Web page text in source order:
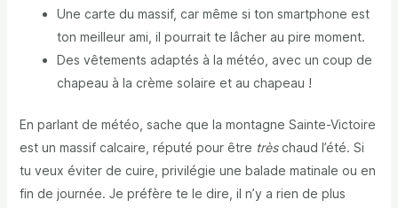
Une carte du massif, car même si ton smartphone est
ton meilleur ami, il pourrait te lâcher au pire moment.
Des vêtements adaptés à la météo, avec un coup de
chapeau à la crème solaire et au chapeau !
En parlant de météo, sache que la montagne Sainte-Victoire
est un massif calcaire, réputé pour être trèschaud l’été. Si
tu veux éviter de cuire, privilégie une balade matinale ou en
fin de journée. Je préfère te le dire, il n’y a rien de plus